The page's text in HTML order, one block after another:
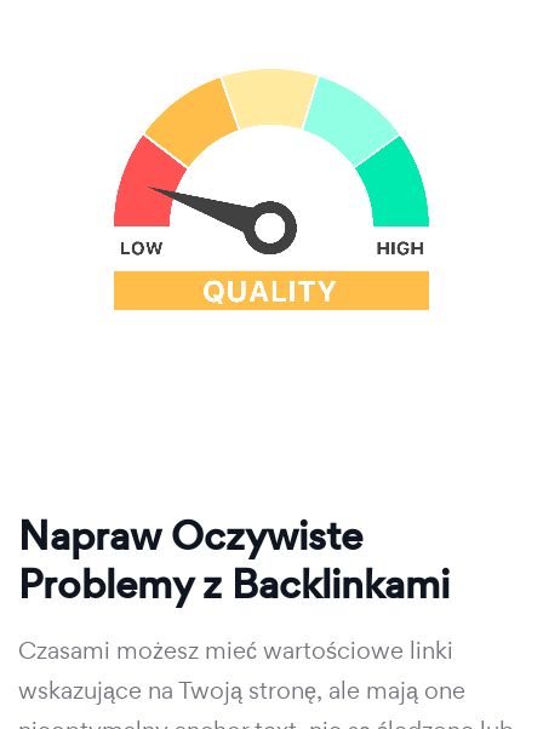
Napraw Oczywiste
Problemy z Backlinkami
Czasami możesz mieć wartościowe linki
wskazujące na Twoją stronę, ale mają one